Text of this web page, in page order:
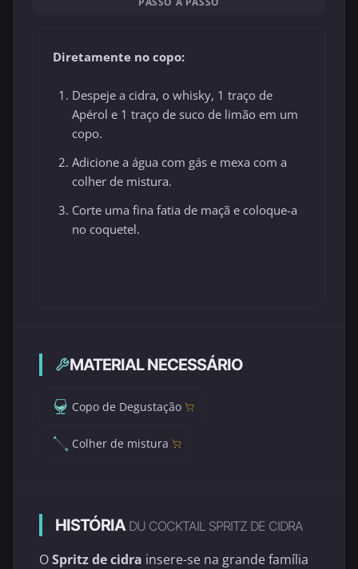
Diretamente no copo:
Despeje a cidra, o whisky, 1 traço de
Apérol e 1 traço de suco de limão em um
copo.
Adicione a água com gás e mexa com a
colher de mistura.
Corte uma fina fatia de maçã e coloque-a
no coquetel.
MATERIAL NECESSÁRIO
Copo de Degustação
Colher de mistura
HISTÓRIA DU COCKTAIL SPRITZ DE CIDRA
OSpritz de cidra insere-se na grande família